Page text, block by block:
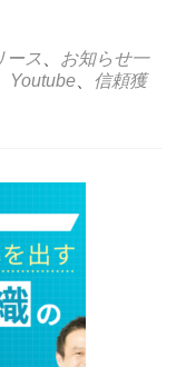
YouTube で『ミチス
ース
お知らせ一
Youtube
信頼獲